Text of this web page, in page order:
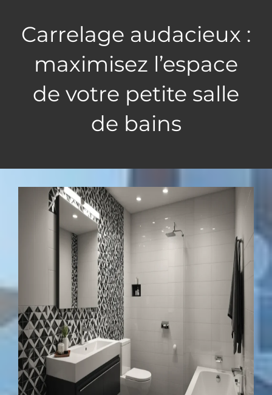
Carrelage audacieux :
maximisez l’espace
de votre petite salle
de bains